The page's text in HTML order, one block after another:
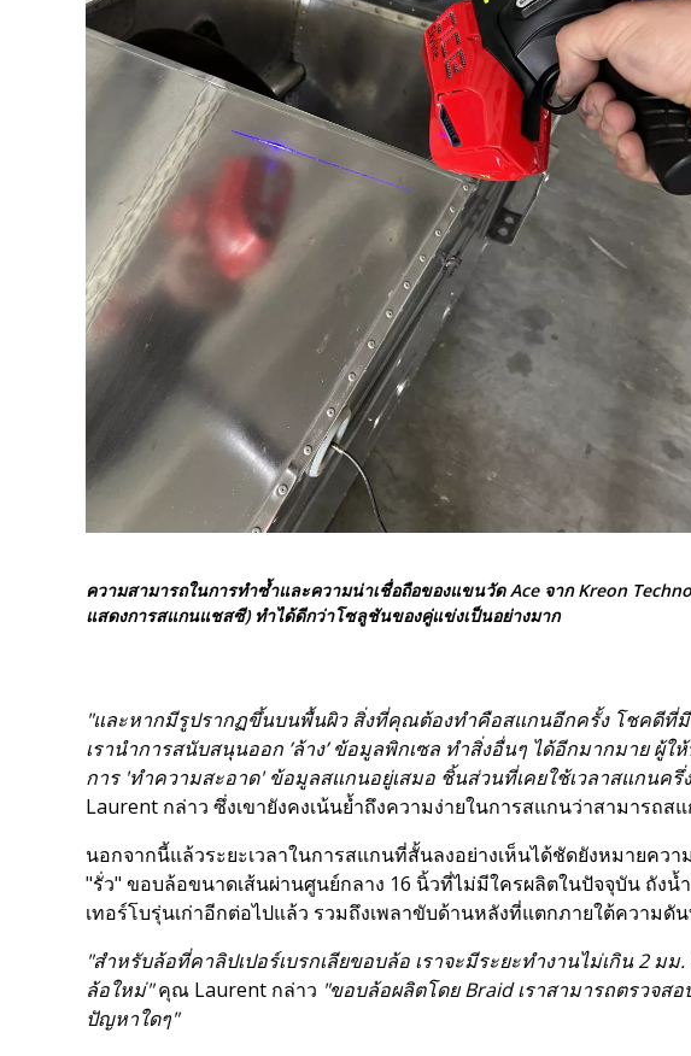
ความสามารถในการทำซ้ำและความน่าเชื่อถือของแขนวัด Ace จาก Kreon
แสดงการสแกนแชสซี) ทำได้ดีกว่าโซลูชันของคู่แข่งเป็นอย่างมาก
"และหากมีรูปรากฏขึ้นบนพื้นผิว สิ่งที่คุณต้องทำคือสแกนอีกครั้ง โชคดีที่มี
เรานำการสนับสนุนออก ’ล้าง’ ข้อมูลพิกเซล ทำสิ่งอื่นๆ ได้อีกมากมาย
การ 'ทำความสะอาด' ข้อมูลสแกนอยู่เสมอ ชิ้นส่วนที่เคยใช้เวลาสแกน
Laurent กล่าว ซึ่งเขายังคงเน้นย้ำถึงความง่ายในการสแกนว่าสามาร
นอกจากนี้แล้วระยะเวลาในการสแกนที่สั้นลงอย่างเห็นได้ชัดยังหมายค
"รั่ว" ขอบล้อขนาดเส้นผ่านศูนย์กลาง 16 นิ้วที่ไม่มีใครผลิตในปัจจุบัน ถังน้
เทอร์โบรุ่นเก่าอีกต่อไปแล้ว รวมถึงเพลาขับด้านหลังที่แตกภายใต้ความ
"สำหรับล้อที่คาลิปเปอร์เบรกเลียขอบล้อ เราจะมีระยะทำงานไม่เกิน 2
ล้อใหม่"คุณ Laurent กล่าว "ขอบล้อผลิตโดย Braid เราสามารถตรวจ
ปัญหาใดๆ"